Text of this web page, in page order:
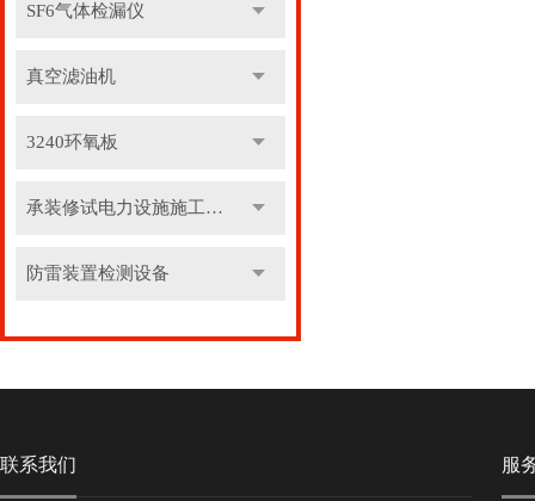
SF6气体检漏仪
真空滤油机
3240环氧板
承装修试电力设施施工机具
防雷装置检测设备
联系我们 服